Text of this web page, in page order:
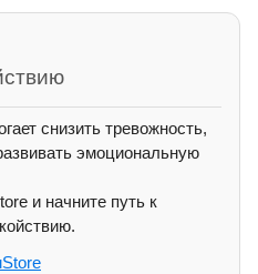
снизить тревожность,
эмоциональную
и начните путь к